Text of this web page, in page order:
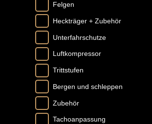
Felgen
Heckträger + Zubehör
Unterfahrschutze
Luftkompressor
Trittstufen
Bergen und schleppen
Zubehör
Tachoanpassung